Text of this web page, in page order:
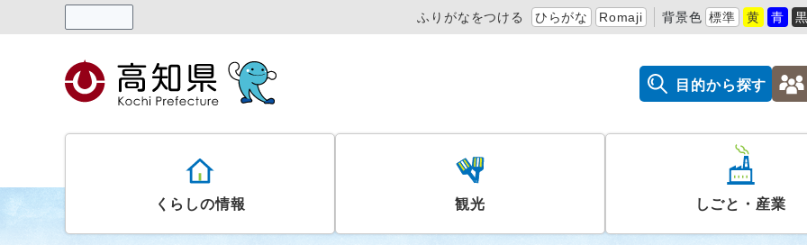
ふりがなをつける ひらがな Romaji 背景色 標準 黄 青
目的から探す
くらしの情報 観光 しごと・産業